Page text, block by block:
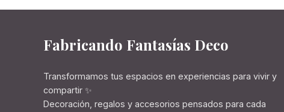
Fabricando Fantasías Deco
Transformamos tus espacios en experiencias para vivir y
compartir ✨
Decoración, regalos y accesorios pensados para cada